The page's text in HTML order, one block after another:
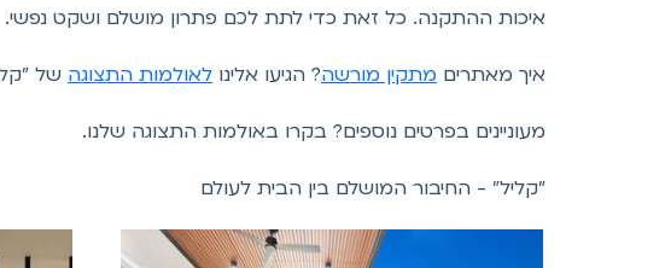
איכות ההתקנה. כל זאת כדי לתת לכם פתרון מושלם ושקט נפשי.
איך מאתרים מתקין מורשה? הגיעו אלינו לאולמות התצוגה של
מעוניינים בפרטים נוספים? בקרו באולמות התצוגה שלנו.
"קליל" - החיבור המושלם בין הבית לעולם